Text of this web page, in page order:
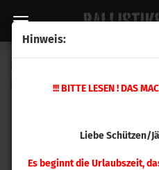
Hinweis:
!!! BITTE LESEN ! DAS
Liebe Schützen/
Es beginnt die Urlaubszeit,
480003)